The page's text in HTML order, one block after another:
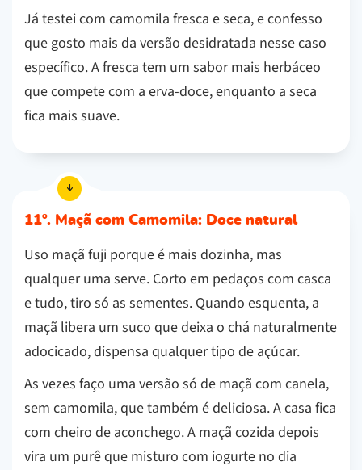
Já testei com camomila fresca e seca, e confesso
que gosto mais da versão desidratada nesse caso
específico. A fresca tem um sabor mais herbáceo
que compete com a erva-doce, enquanto a seca
fica mais suave.
11º. Maçã com Camomila: Doce natural
Uso maçã fuji porque é mais dozinha, mas
qualquer uma serve. Corto em pedaços com casca
e tudo, tiro só as sementes. Quando esquenta, a
maçã libera um suco que deixa o chá naturalmente
adocicado, dispensa qualquer tipo de açúcar.
As vezes faço uma versão só de maçã com canela,
sem camomila, que também é deliciosa. A casa fica
com cheiro de aconchego. A maçã cozida depois
vira um purê que misturo com iogurte no dia